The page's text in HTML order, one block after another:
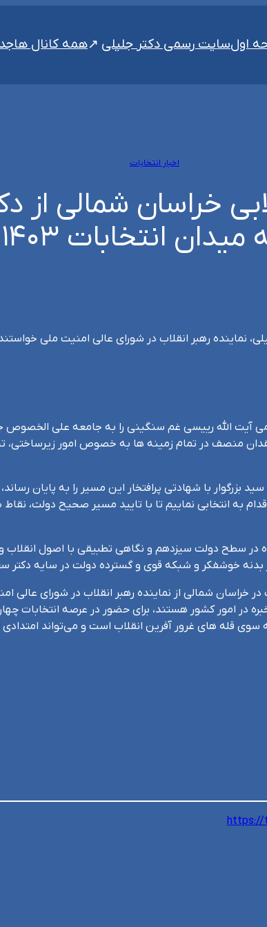
اولسایت رسمی دکتر جلیلی همه کانال ها
اخبار انتخابات
خراسان شمالی از
انتخابات ۱۴۰۳ وارد شود
آیت الله رییسی غم سنگینی را به جامعه علی الخصوص
منصف در تمام زمینه ها به خصوص امور زیرساختی،
با شهادتی پرافتخار این مسیر را به پایان
به انتخابی نماییم تا با تایید مسیر صحیح دولت،
در سطح دولت سیزدهم و نگاهی تطبیقی با اصول
بدنه خوشفکر و شبکه قوی و گسترده دولت در سایه دکتر
خراسان شمالی از نماینده رهبر انقلاب در شورای عالی
در امور کشور هستند، برای حضور در عرصه انتخابات
سوی قله های غرور آفرین انقلاب است و می‌تواند
https://